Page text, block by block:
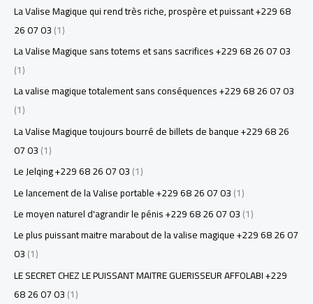
La Valise Magique qui rend très riche, prospère et puissant +229 68
26 07 03(1)
La Valise Magique sans totems et sans sacrifices +229 68 26 07 03
(1)
La valise magique totalement sans conséquences +229 68 26 07 03
(1)
La Valise Magique toujours bourré de billets de banque +229 68 26
07 03(1)
Le Jelqing +229 68 26 07 03(1)
Le lancement de la Valise portable +229 68 26 07 03(1)
Le moyen naturel d'agrandir le pénis +229 68 26 07 03(1)
Le plus puissant maitre marabout de la valise magique +229 68 26 07
03(1)
LE SECRET CHEZ LE PUISSANT MAITRE GUERISSEUR AFFOLABI +229
68 26 07 03(1)